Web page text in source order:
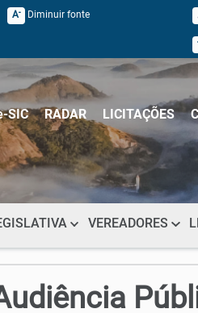
A- Diminuir fonte
SIC RADAR LICITAÇÕES
VEREADORES